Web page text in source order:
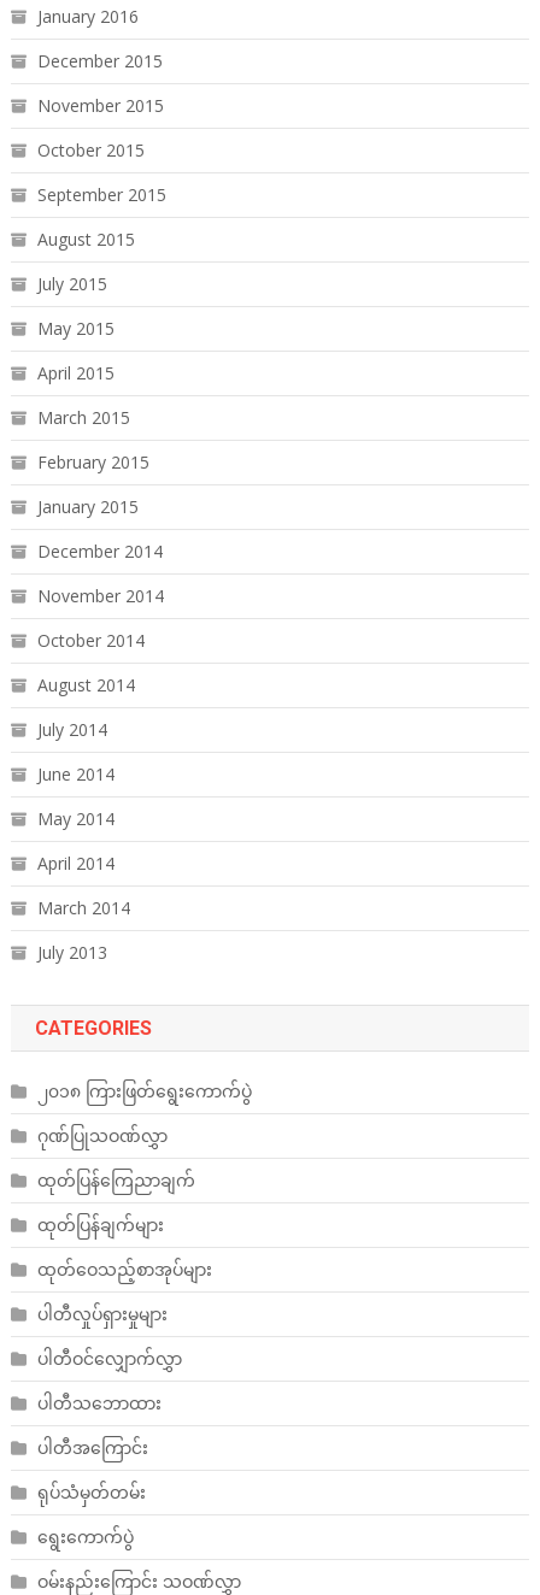
January 2016
December 2015
November 2015
October 2015
September 2015
August 2015
July 2015
May 2015
April 2015
March 2015
February 2015
January 2015
December 2014
November 2014
October 2014
August 2014
July 2014
June 2014
May 2014
April 2014
March 2014
July 2013
CATEGORIES
၂၀၁၈ ကြားဖြတ်ရွေးကောက်ပွဲ
ဂုဏ်ပြုသဝဏ်လွှာ
ထုတ်ပြန်ကြေညာချက်
ထုတ်ပြန်ချက်များ
ထုတ်ဝေသည့်စာအုပ်များ
ပါတီလှုပ်ရှားမှုများ
ပါတီဝင်လျှောက်လွှာ
ပါတီသဘောထား
ပါတီအကြောင်း
ရုပ်သံမှတ်တမ်း
ရွေးကောက်ပွဲ
ဝမ်းနည်းကြောင်း သဝဏ်လွှာ